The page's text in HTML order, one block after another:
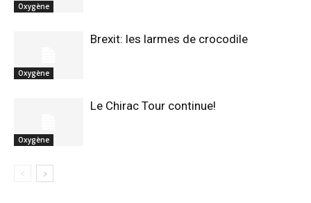
Oxygène
Oxygène
Brexit: les larmes de crocodile
Oxygène
Le Chirac Tour continue!